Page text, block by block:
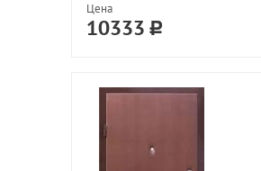
Цена
10333